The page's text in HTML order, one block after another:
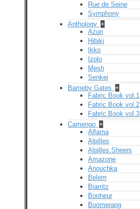
Rue de Seine
Symphony
Anthology +
Azuri
Hibiki
Ikko
Izolo
Mesh
Senkei
Barneby Gates +
Fabric Book vol.1
Fabric Book vol.2
Fabric Book vol.3
Camengo +
Alfama
Alpilles
Alpilles Sheers
Amazone
Anouchka
Belem
Biarritz
Bonheur
Boomerang